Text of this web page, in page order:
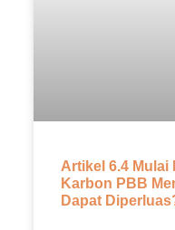
Artikel 6.4
Karbon PBB
Dapat